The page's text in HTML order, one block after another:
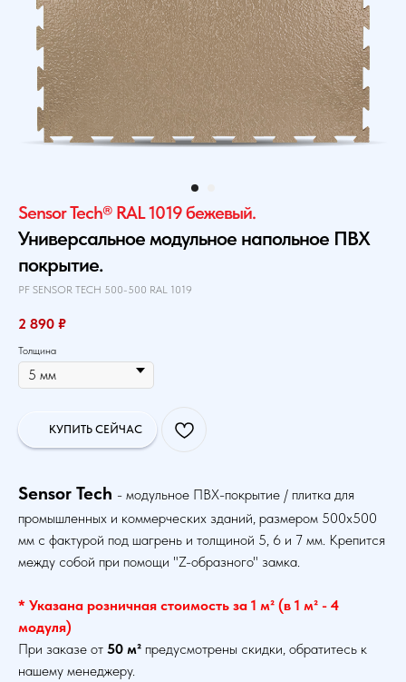
Sensor Tech® RAL 1019 бежевый.
Универсальное модульное напольное ПВХ
покрытие.
PF SENSOR TECH 500-500 RAL 1019
2 890 ₽
Толщина
КУПИТЬ СЕЙЧАС
Sensor Tech - модульное ПВХ-покрытие / плитка для
промышленных и коммерческих зданий, размером 500х500
мм с фактурой под шагрень и толщиной 5, 6 и 7 мм. Крепится
между собой при помощи "Z-образного" замка.
* Указана розничная стоимость за 1 м² (в 1 м² - 4
модуля)
При заказе от 50 м² предусмотрены скидки, обратитесь к
нашему менеджеру.